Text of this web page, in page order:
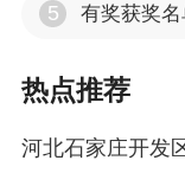
5 有奖获奖
热点推荐
河北石家庄开发